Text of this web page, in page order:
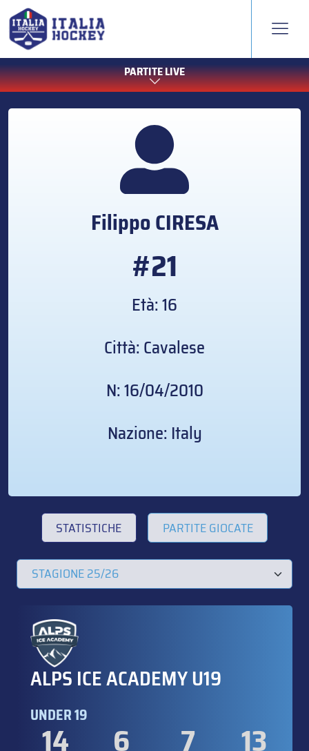
PARTITE LIVE
FilippoCIRESA
#21
Età: 16
Città: Cavalese
N: 16/04/2010
Nazione: Italy
STATISTICHE PARTITE GIOCATE
ALPS ICE ACADEMY U19
UNDER 19
14 6 7 13